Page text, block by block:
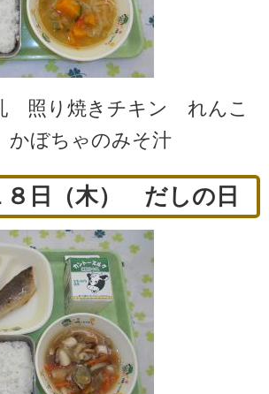
照り焼きチキン れんこ
ぼちゃのみそ汁
８日（木） だしの日